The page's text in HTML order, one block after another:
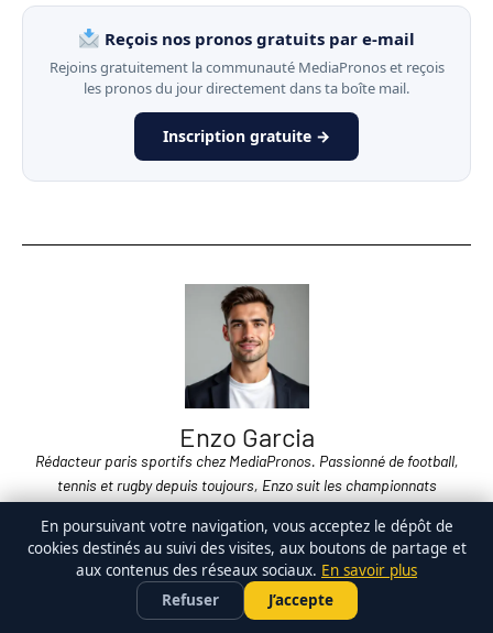
Reçois nos pronos gratuits par e-mail
Rejoins gratuitement la communauté MediaPronos et reçois
les pronos du jour directement dans ta boîte mail.
Inscription gratuite →
Enzo Garcia
Rédacteur paris sportifs chez MediaPronos. Passionné de football,
tennis et rugby depuis toujours, Enzo suit les championnats
rendez-vous (Ligue des Champions, Roland-Garros, Coupe du Monde).
Anciens pronostics
sont réservés aux membres Gold
PARIER SUR LE FOOT •
Profiter de l'offre →
En poursuivant votre navigation, vous acceptez le dépôt de
cookies destinés au suivi des visites, aux boutons de partage et
aux contenus des réseaux sociaux. En savoir plus
Refuser
J’accepte